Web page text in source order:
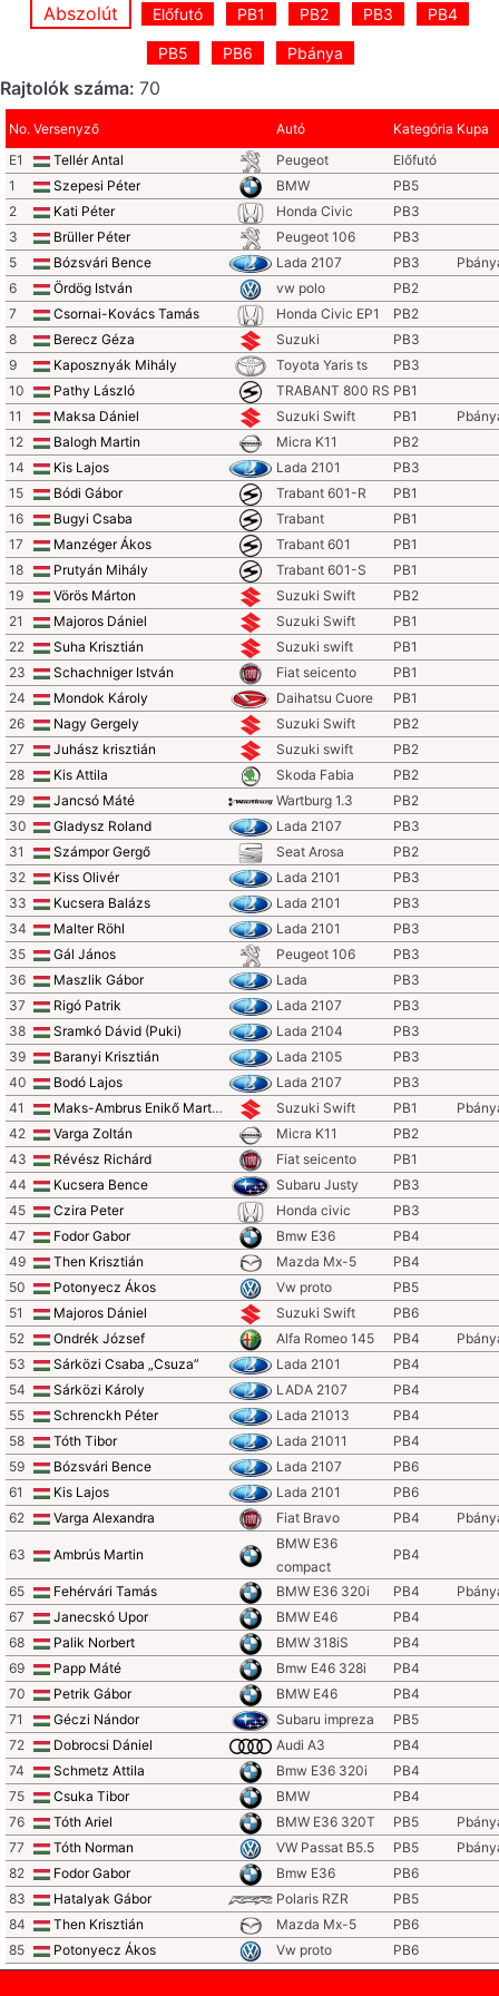
Abszolút Előfutó PB1 PB2 PB3 PB4
PB5 PB6 Pbánya
Rajtolók száma: 70
No. Versenyző Autó Kategória Kupa
E1
Tellér Antal Peugeot
Előfutó
1
Szepesi Péter BMW
PB5
2
Kati Péter Honda Civic
PB3
3
Brüller Péter Peugeot 106
PB3
5
Bózsvári Bence Lada 2107 PB3
6
Ördög István vw polo
PB2
7
Csornai-Kovács Tamás Honda Civic EP1
PB2
8
Berecz Géza Suzuki
PB3
9
Kaposznyák Mihály Toyota Yaris ts
PB3
10
Pathy László TRABANT 800 RS PB1
11
Maksa Dániel Suzuki Swift PB1
12
Balogh Martin Micra K11
PB2
14
Kis Lajos Lada 2101
PB3
15
Bódi Gábor Trabant 601-R
PB1
16
Bugyi Csaba Trabant
PB1
17
Manzéger Ákos Trabant 601
PB1
18
Prutyán Mihály Trabant 601-S
PB1
19
Vörös Márton Suzuki Swift
PB2
21
Majoros Dániel Suzuki Swift
PB1
22
Suha Krisztián Suzuki swift
PB1
23
Schachniger István Fiat seicento
PB1
24
Mondok Károly Daihatsu Cuore
PB1
26
Nagy Gergely Suzuki Swift
PB2
27
Juhász krisztián Suzuki swift
PB2
28
Kis Attila Skoda Fabia
PB2
29
Jancsó Máté Wartburg 1.3
PB2
30
Gladysz Roland Lada 2107
PB3
31
Számpor Gergő Seat Arosa
PB2
32
Kiss Olivér Lada 2101
PB3
33
Kucsera Balázs Lada 2101
PB3
34
Malter Röhl Lada 2101
PB3
35
Gál János Peugeot 106
PB3
36
Maszlik Gábor Lada
PB3
37
Rigó Patrik Lada 2107
PB3
38
Sramkó Dávid (Puki) Lada 2104
PB3
39
Baranyi Krisztián Lada 2105
PB3
40
Bodó Lajos Lada 2107
PB3
41
Maks-Ambrus Enikő Martina Suzuki Swift PB1
42
Varga Zoltán Micra K11
PB2
43
Révész Richárd Fiat seicento
PB1
44
Kucsera Bence Subaru Justy
PB3
45
Czira Peter Honda civic
PB3
47
Fodor Gabor Bmw E36
PB4
49
Then Krisztián Mazda Mx-5
PB4
50
Potonyecz Ákos Vw proto
PB5
51
Majoros Dániel Suzuki Swift
PB6
52
Ondrék József Alfa Romeo 145 PB4
53
Sárközi Csaba „Csuza” Lada 2101
PB4
54
Sárközi Károly LADA 2107
PB4
55
Schrenckh Péter Lada 21013
PB4
58
Tóth Tibor Lada 21011
PB4
59
Bózsvári Bence Lada 2107
PB6
61
Kis Lajos Lada 2101
PB6
62
Varga Alexandra Fiat Bravo PB4
63 Ambrús Martin
BMW E36
compact
PB4
65 Fehérvári Tamás BMW E36 320i PB4
67
Janecskó Upor BMW E46
PB4
68
Palik Norbert BMW 318iS
PB4
69
Papp Máté Bmw E46 328i
PB4
70
Petrik Gábor BMW E46
PB4
71
Géczi Nándor Subaru impreza
PB5
72
Dobrocsi Dániel Audi A3
PB4
74
Schmetz Attila Bmw E36 320i
PB4
75
Csuka Tibor BMW
PB4
76
Tóth Ariel BMW E36 320T PB5
77
Tóth Norman VW Passat B5.5 PB5
82
Fodor Gabor Bmw E36
PB6
83
Hatalyak Gábor Polaris RZR
PB5
84
Then Krisztián Mazda Mx-5
PB6
85
Potonyecz Ákos Vw proto PB6